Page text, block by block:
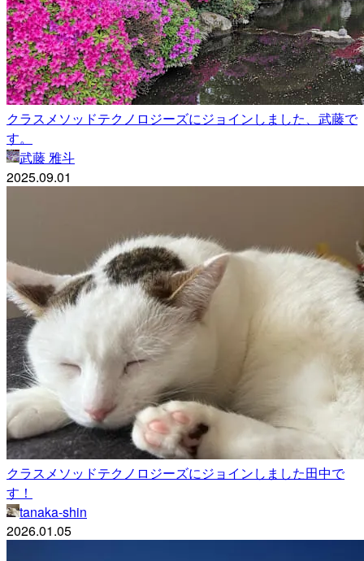
クラスメソッドテクノロジーズにジョインしました、武藤で
す。
武藤 雅斗
2025.09.01
クラスメソッドテクノロジーズにジョインしました田中で
す！
tanaka-shin
2026.01.05